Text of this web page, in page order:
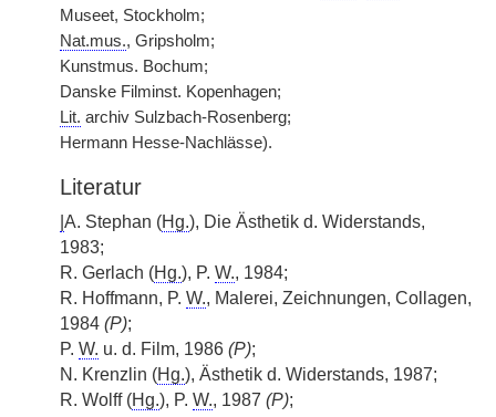
Museet, Stockholm;
Nat.mus., Gripsholm;
Kunstmus. Bochum;
Danske Filminst. Kopenhagen;
Lit. archiv Sulzbach-Rosenberg;
Hermann Hesse-Nachlässe).
Literatur
A. Stephan (Hg.), Die Ästhetik d. Widerstands,
1983;
R. Gerlach (Hg.), P. W., 1984;
R. Hoffmann, P. W., Malerei, Zeichnungen, Collagen,
1984 (P);
P. W. u. d. Film, 1986 (P);
N. Krenzlin (Hg.), Ästhetik d. Widerstands, 1987;
R. Wolff (Hg.), P. W., 1987 (P);